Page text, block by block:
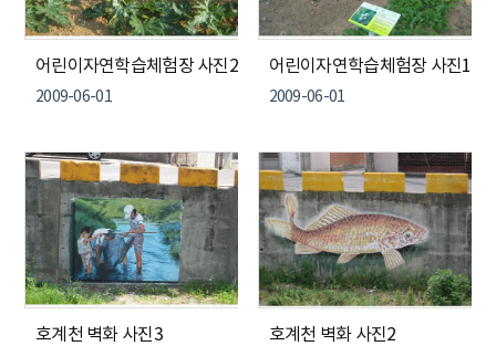
어린이자연학습체험장 사진2
2009-06-01
어린이자연학습체험장 사진1
2009-06-01
호계천 벽화 사진3 호계천 벽화 사진2